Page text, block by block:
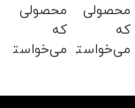
محصولی
که
می‌خواستی
محصولی
که
می‌خواستی